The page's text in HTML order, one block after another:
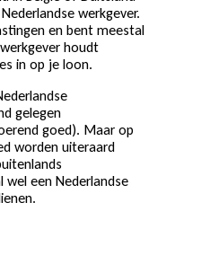
werkgever.
en bent meestal
houdt
in op je loon.
gelegen
goed). Maar op
worden uiteraard
een Nederlandse